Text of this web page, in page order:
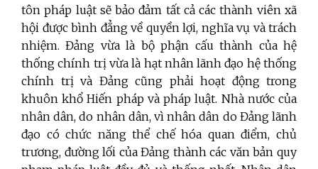
tôn pháp luật sẽ bảo đảm tất cả các thành viên xã
hội được bình đẳng về quyền lợi, nghĩa vụ và trách
nhiệm. Đảng vừa là bộ phận cấu thành của hệ
thống chính trị vừa là hạt nhân lãnh đạo hệ thống
chính trị và Đảng cũng phải hoạt động trong
khuôn khổ Hiến pháp và pháp luật. Nhà nước của
nhân dân, do nhân dân, vì nhân dân do Đảng lãnh
đạo có chức năng thể chế hóa quan điểm, chủ
trương, đường lối của Đảng thành các văn bản quy